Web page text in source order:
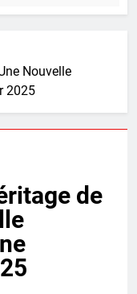
Nouvelle
2025
de